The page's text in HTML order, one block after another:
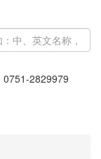
0751-2829979